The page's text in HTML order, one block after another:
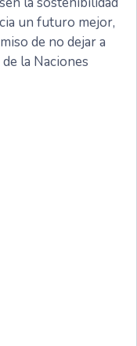
un futuro mejor,
de no dejar a
la Naciones